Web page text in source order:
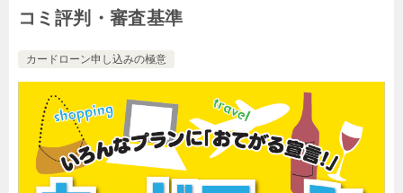
コミ評判・審査基準
カードローン申し込みの極意